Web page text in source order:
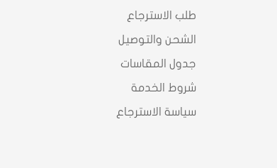
طلب الاسترجاع
الشحن والتوصيل
جدول المقاسات
شروط الخدمة
سياسة الاسترجاع